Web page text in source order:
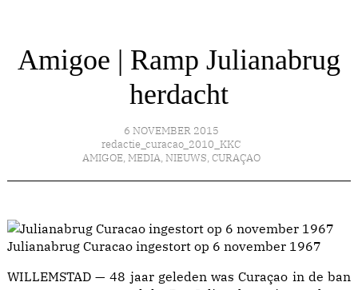
Amigoe | Ramp Julianabrug
herdacht
6 NOVEMBER 2015
redactie_curacao_2010_KKC
AMIGOE, MEDIA, NIEUWS, CURAÇAO
Julianabrug Curacao ingestort op 6 november 1967
WILLEMSTAD — 48 jaar geleden was Curaçao in de ban